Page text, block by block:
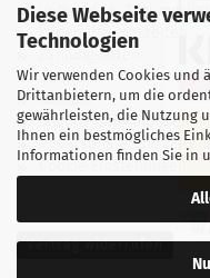
Diese Webseite
Technologien
Wir verwenden Cookies und
Drittanbietern, um die
gewährleisten, die Nutzung
Ihnen ein bestmögliches
Informationen finden Sie in
Versand- &
Ladenöffnungszeiten
Zahlungsarten
Über uns
Kontakt
Sitzung unterbrochen
Privatsphäre und
Cookie Einstellungen
Vertrag widerrufen